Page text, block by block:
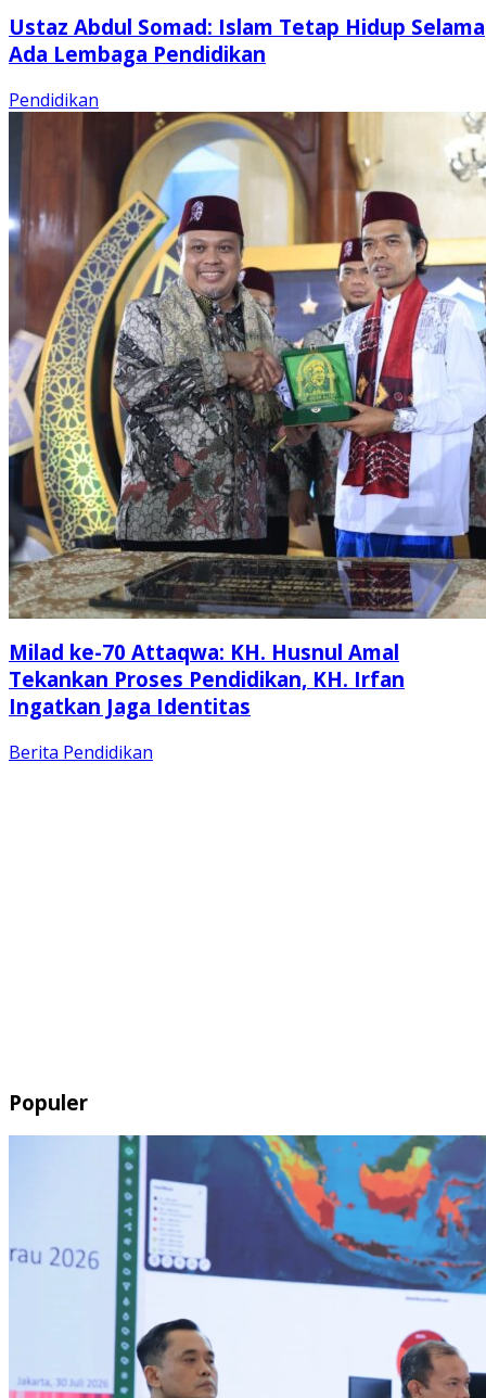
Ustaz Abdul Somad: Islam Tetap Hidup Selama
Ada Lembaga Pendidikan
Pendidikan
Milad ke-70 Attaqwa: KH. Husnul Amal
Tekankan Proses Pendidikan, KH. Irfan
Ingatkan Jaga Identitas
Berita Pendidikan
Populer